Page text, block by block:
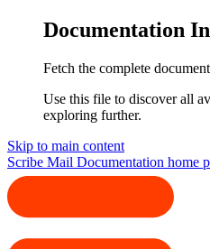
Documentation
Fetch the complete
Use this file to discover all
exploring further.
Skip to main content
Scribe Mail Documentation home